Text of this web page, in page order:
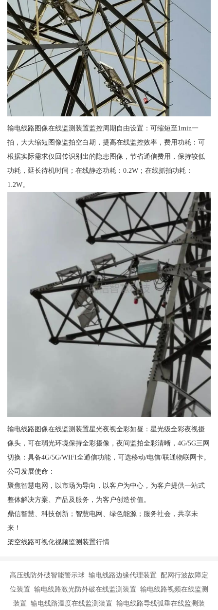
输电线路图像在线监测装置监控周期自由设置：可缩短至1min一
拍，大大缩短图像监拍空白期，提高在线监控效率，费用功耗：可
根据实际需求仅回传识别出的隐患图像，节省通信费用，保持较低
功耗，延长待机时间；在线静态功耗：0.2W；在线抓拍功耗：
1.2W。
输电线路图像在线监测装置星光夜视全彩如昼：星光级全彩夜视摄
像头，可在弱光环境保持全彩摄像，夜间监拍全彩清晰，4G/5G三网
切换：具备4G/5G/WIFI全通信功能，可选移动/电信/联通物联网卡。
公司发展使命：
聚焦智慧电网，以市场为导向，以客户为中心，为客户提供一站式
整体解决方案、产品及服务，为客户创造价值。
鼎信智慧、科技创新；智慧电网、绿色能源；服务社会，共享未
来！
架空线路可视化视频监测装置行情
高压线防外破智能警示球 输电线路边缘代理装置 配网行波故障定
位装置 输电线路激光防外破在线监测装置 输电线路视频在线监测
装置 输电线路温度在线监测装置 输电线路导线弧垂在线监测装